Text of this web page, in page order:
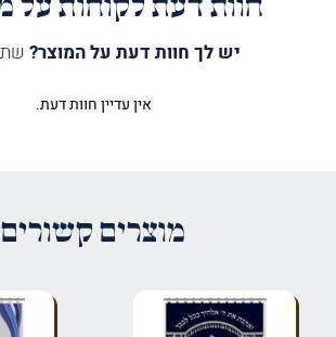
חוות דעת לקוחות על
יש לך חוות דעת על המוצר?
הביקורת שלך*
אין עדיין חוות דעת.
מוצרים קשורים